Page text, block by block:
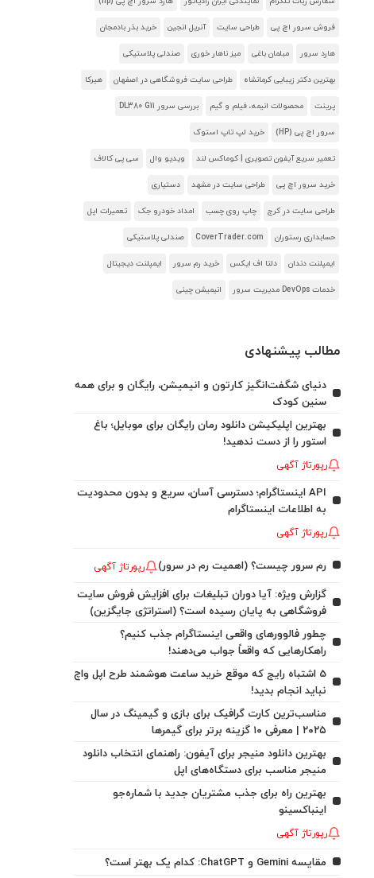
فروش سرور اچ پی طراحی سایت آنریل انجین خرید بذر بادمجان
هارد سرور مبلمان باغی میز ناهار خوری صندلی پلاستیکی
بهترین دکتر زیبایی کرمانشاه طراحی سایت فروشگاهی در اصفهان هیرکا
پرینت محصولات انیمه، فیلم و گیم بررسی سرور DL380 G11
سرور اچ پی (HP) خرید لپ تاپ استوک
تعمیر سریع آیفون تصویری | کوماکس لند ویدیو وال سی پی کالاف
خرید سرور اچ پی طراحی سایت در مشهد دستیاری
طراحی سایت در کرج چاپ روی چسب امداد خودرو جک تعمیرات اپل
حسابداری رستوران CoverTrader.com صندلی پلاستیکی
ایمپلنت دندان دلتا اف ایکس خرید رم سرور ایمپلنت دیجیتال
خدمات DevOps مدیریت سرور انیمیشن چینی
مطالب پیشنهادی
دنیای شگفت‌انگیز کارتون و انیمیشن، رایگان و برای همه
سنین کودک
بهترین اپلیکیشن دانلود رمان رایگان برای موبایل؛ باغ
استور را از دست ندهید!
رپورتاژ آگهی
API اینستاگرام؛ دسترسی آسان، سریع و بدون محدودیت
به اطلاعات اینستاگرام
رپورتاژ آگهی
رم سرور چیست؟ (اهمیت رم در سرور) رپورتاژ آگهی
گزارش ویژه: آیا دوران تبلیغات برای افزایش فروش سایت
فروشگاهی به پایان رسیده است؟ (استراتژی جایگزین)
چطور فالوورهای واقعی اینستاگرام جذب کنیم؟
راهکارهایی که واقعاً جواب می‌دهند!
5 اشتباه رایج که موقع خرید ساعت هوشمند طرح اپل واچ
نباید انجام بدید!
مناسب‌ترین کارت گرافیک برای بازی و گیمینگ در سال
۲۰۲۵ | معرفی ۱۰ گزینه برتر برای گیمرها
بهترین دانلود منیجر برای آیفون: راهنمای انتخاب دانلود
منیجر مناسب برای دستگاه‌های اپل
بهترین راه برای جذب مشتریان جدید با شماره‌جو
اینباکسینو
رپورتاژ آگهی
مقایسه Gemini و ChatGPT: کدام یک بهتر است؟